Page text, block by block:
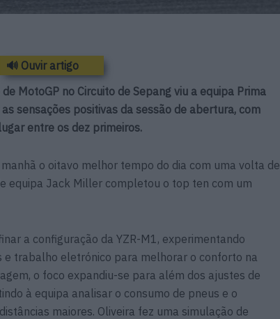
🔊 Ouvir artigo
MotoGP no Circuito de Sepang viu a equipa Prima
sensações positivas da sessão de abertura, com
entre os dez primeiros.
o oitavo melhor tempo do dia com uma volta de
equipa Jack Miller completou o top ten com um
a configuração da YZR-M1, experimentando
e trabalho eletrónico para melhorar o conforto na
o foco expandiu-se para além dos ajustes de
à equipa analisar o consumo de pneus e o
maiores. Oliveira fez uma simulação de